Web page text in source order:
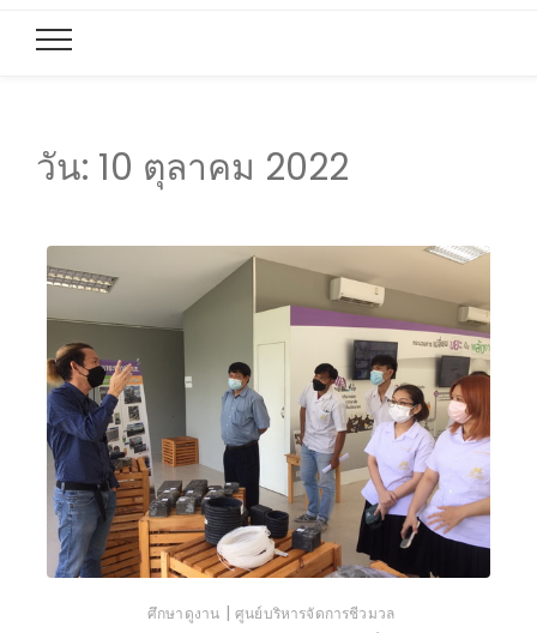
เชียงใหม่
วัน: 10 ตุลาคม 2022
ศึกษาดูงาน | ศูนย์บริหารจัดการชีวมวล